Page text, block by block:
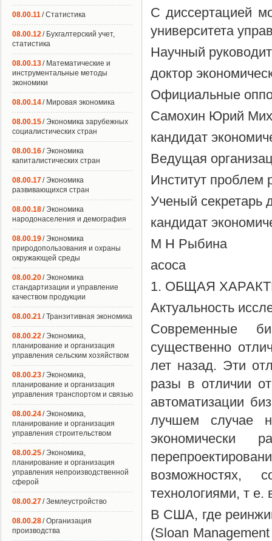
С диссертацией
университета
Научный
доктор
Официальные
Самохин Юрий
кандидат
Ведущая
Институт
Ученый секретарь
кандидат
М Н Рыбина
acoca
1. ОБЩАЯ
Актуальность
Современные
существенно
лет назад. Эти
разы в отличии
автоматизации
лучшем случае
экономически
возможностях,
технологиями, т е.
В США, где
(Sloan
08.00.11/ Статистика
08.00.12/ Бухгалтерский учет,
статистика
08.00.13/ Математические и
инструментальные методы
экономики
08.00.14/ Мировая экономика
08.00.15/ Экономика зарубежных
социалистических стран
08.00.16/ Экономика
капиталистических стран
08.00.17/ Экономика
развивающихся стран
08.00.18/ Экономика
народонаселения и демография
08.00.19/ Экономика
природопользования и охраны
окружающей среды
08.00.20/ Экономика
стандартизации и управление
качеством продукции
08.00.21/ Транзитивная экономика
08.00.22/ Экономика,
планирование и организация
управления сельским хозяйством
08.00.23/ Экономика,
планирование и организация
управления транспортом и связью
08.00.24/ Экономика,
планирование и организация
управления строительством
08.00.25/ Экономика,
планирование и организация
управления непроизводственной
сферой
08.00.27/ Землеустройство
08.00.28/ Организация
производства